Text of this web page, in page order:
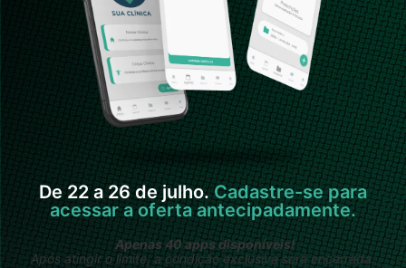
De 22 a 26 de julho.Cadastre-se para
acessar a oferta antecipadamente.
Apenas 40 apps disponíveis!
Após atingir o limite, a condição exclusiva será encerrada.